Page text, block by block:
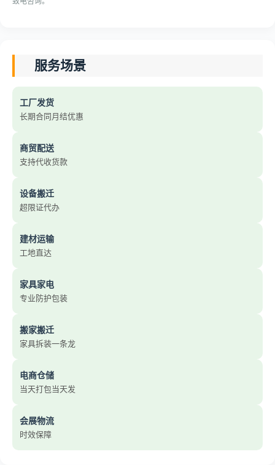
服务场景
工厂发货
长期合同月结优惠
商贸配送
支持代收货款
设备搬迁
超限证代办
建材运输
工地直达
家具家电
专业防护包装
搬家搬迁
家具拆装一条龙
电商仓储
当天打包当天发
会展物流
时效保障